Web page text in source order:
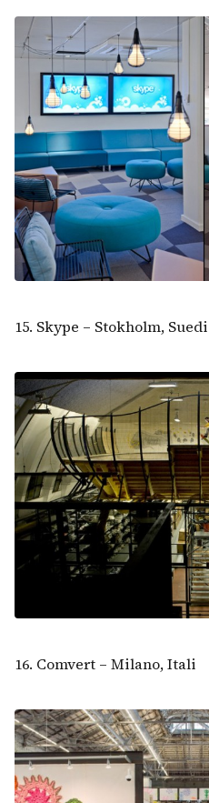
15. Skype – Stokholm, Suedi
16. Comvert – Milano, Itali